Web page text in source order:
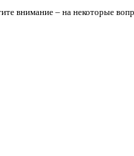
внимание – на некоторые